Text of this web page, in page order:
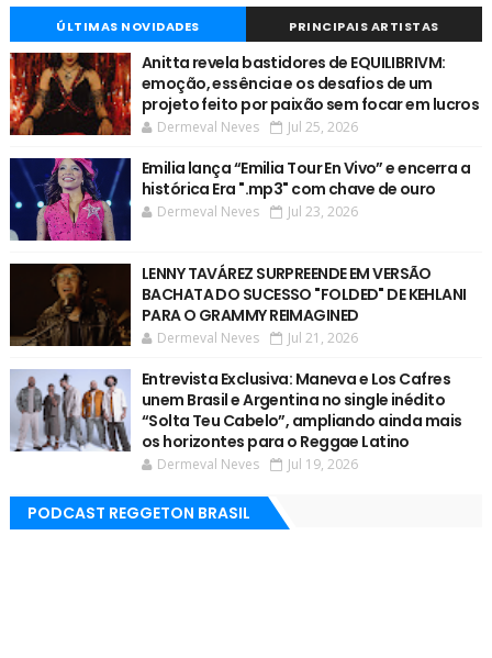
ÚLTIMAS NOVIDADES PRINCIPAIS ARTISTAS
Anitta revela bastidores de EQUILIBRIVM:
emoção, essência e os desafios de um
projeto feito por paixão sem focar em lucros
Dermeval Neves Jul 25, 2026
Emilia lança “Emilia Tour En Vivo” e encerra a
histórica Era ".mp3" com chave de ouro
Dermeval Neves Jul 23, 2026
LENNY TAVÁREZ SURPREENDE EM VERSÃO
BACHATA DO SUCESSO "FOLDED" DE KEHLANI
PARA O GRAMMY REIMAGINED
Dermeval Neves Jul 21, 2026
Entrevista Exclusiva: Maneva e Los Cafres
unem Brasil e Argentina no single inédito
“Solta Teu Cabelo”, ampliando ainda mais
os horizontes para o Reggae Latino
Dermeval Neves Jul 19, 2026
PODCAST REGGETON BRASIL